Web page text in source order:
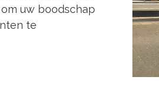
uw boodschap
te